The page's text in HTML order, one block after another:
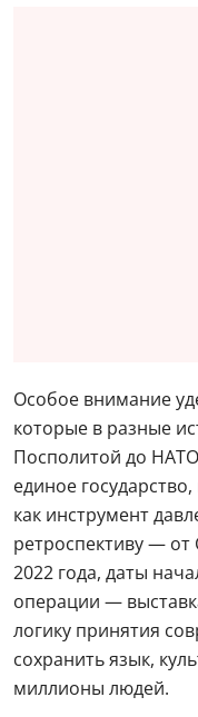
Особое внимание
которые в разные
Посполитой до
единое
как инструмент
ретроспективу — от
2022 года, даты
операции —
логику принятия
сохранить язык,
миллионы людей.